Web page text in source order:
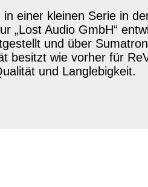
einer kleinen Serie in
„Lost Audio GmbH“
und über
besitzt wie vorher für
und Langlebigkeit.